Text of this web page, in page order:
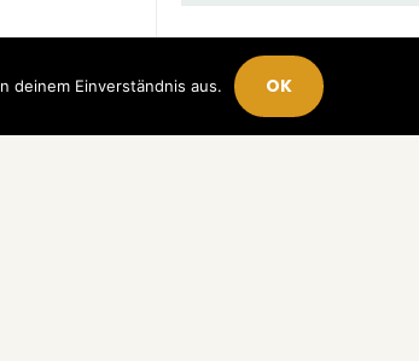
deinem Einverständnis aus. OK